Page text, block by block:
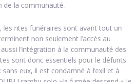
de la communauté.
les rites funéraires sont avant tout un
non seulement l’accès au
l’intégration à la communauté des
sont donc essentiels pour le défunts
eux, il est condamné à l’exil et à